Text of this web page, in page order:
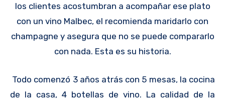
los clientes acostumbran a acompañar ese plato
con un vino Malbec, el recomienda maridarlo con
champagne y asegura que no se puede compararlo
con nada. Esta es su historia.
Todo comenzó 3 años atrás con 5 mesas, la cocina
de la casa, 4 botellas de vino. La calidad de la